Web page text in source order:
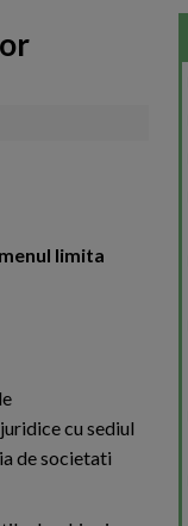
limita
cu sediul
de societati